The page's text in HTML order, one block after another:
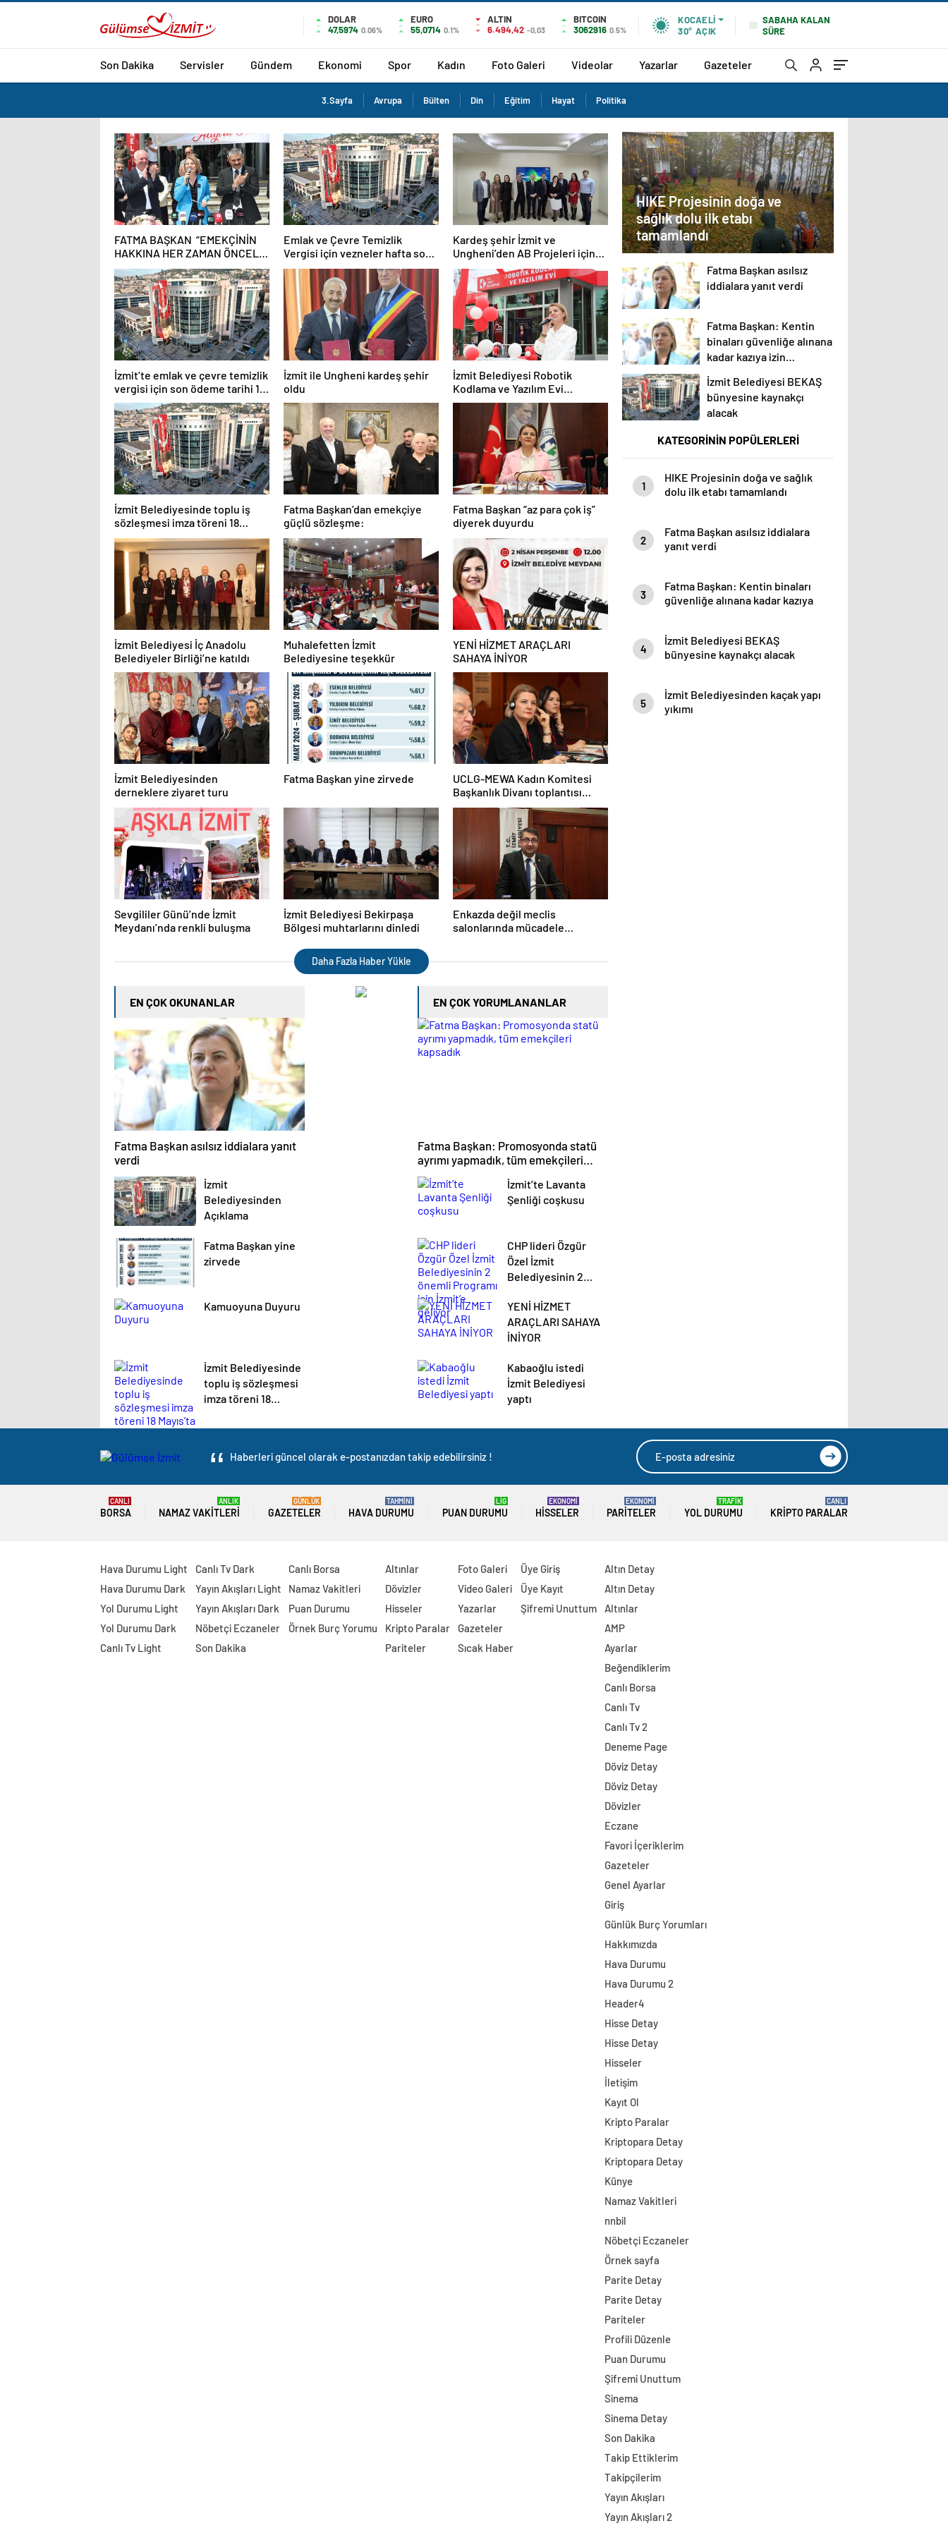
DOLAR
47,5974 0.06%
EURO
55,0714 0.1%
ALTIN
6.494,42 -0,03
BITCOIN
3062916 0.5%
KOCAELI
30° AÇIK
SABAHA KALAN
SÜRE
Son Dakika Servisler Gündem Ekonomi Spor Kadın Foto Galeri Videolar Yazarlar Gazeteler
3.Sayfa Avrupa Bülten Din Eğitim Hayat Politika
FATMA BAŞKAN “EMEKÇİNİN
HAKKINA HER ZAMAN ÖNCELİK
VERDİK”
Emlak ve Çevre Temizlik
Vergisi için vezneler hafta sonu
da açık olacak
Kardeş şehir İzmit ve
Ungheni’den AB Projeleri için
ortak adım
İzmit’te emlak ve çevre temizlik
vergisi için son ödeme tarihi 1
Haziran
İzmit ile Ungheni kardeş şehir
oldu
İzmit Belediyesi Robotik
Kodlama ve Yazılım Evi
kapılarını açtı
İzmit Belediyesinde toplu iş
sözleşmesi imza töreni 18
Mayıs’ta yapılacak
Fatma Başkan’dan emekçiye
güçlü sözleşme:
Fatma Başkan “az para çok iş”
diyerek duyurdu
İzmit Belediyesi İç Anadolu
Belediyeler Birliği’ne katıldı
Muhalefetten İzmit
Belediyesine teşekkür
YENİ HİZMET ARAÇLARI
SAHAYA İNİYOR
İzmit Belediyesinden
derneklere ziyaret turu
Fatma Başkan yine zirvede
UCLG-MEWA Kadın Komitesi
Başkanlık Divanı toplantısı
yapıldı
Sevgililer Günü’nde İzmit
Meydanı’nda renkli buluşma
İzmit Belediyesi Bekirpaşa
Bölgesi muhtarlarını dinledi
Enkazda değil meclis
salonlarında mücadele
Daha Fazla Haber Yükle
EN ÇOK OKUNANLAR
Fatma Başkan asılsız iddialara yanıt
verdi
İzmit
Belediyesinden
Açıklama
Fatma Başkan yine
zirvede
Kamuoyuna Duyuru
İzmit Belediyesinde
toplu iş sözleşmesi
imza töreni 18
EN ÇOK YORUMLANANLAR
Fatma Başkan: Promosyonda statü
ayrımı yapmadık, tüm emekçileri
kapsadık
İzmit’te Lavanta
Şenliği coşkusu
CHP lideri Özgür
Özel İzmit
Belediyesinin 2
İzmit’e geliyor
YENİ HİZMET
ARAÇLARI SAHAYA
İNİYOR
Kabaoğlu istedi
İzmit Belediyesi
yaptı
HIKE Projesinin doğa ve
sağlık dolu ilk etabı
tamamlandı
Fatma Başkan asılsız
iddialara yanıt verdi
Fatma Başkan: Kentin
binaları güvenliğe alınana
kadar kazıya izin
İzmit Belediyesi BEKAŞ
bünyesine kaynakçı
alacak
KATEGORİNİN POPÜLERLERİ
1
HIKE Projesinin doğa ve sağlık
dolu ilk etabı tamamlandı
2
Fatma Başkan asılsız iddialara
yanıt verdi
3
Fatma Başkan: Kentin binaları
güvenliğe alınana kadar kazıya
4
İzmit Belediyesi BEKAŞ
bünyesine kaynakçı alacak
5
İzmit Belediyesinden kaçak yapı
yıkımı
Haberleri güncel olarak e-postanızdan takip edebilirsiniz !
BORSA
CANLI
NAMAZ VAKITLERI
ANLIK
GAZETELER
GÜNLÜK
HAVA DURUMU
TAHMİNİ
PUAN DURUMU
LİG
HISSELER
EKONOMİ
PARITELER
EKONOMİ
YOL DURUMU
TRAFİK
KRIPTO PARALAR
CANLI
Hava Durumu Light
Hava Durumu Dark
Yol Durumu Light
Yol Durumu Dark
Canlı Tv Light
Canlı Tv Dark
Yayın Akışları Light
Yayın Akışları Dark
Nöbetçi Eczaneler
Son Dakika
Canlı Borsa
Namaz Vakitleri
Puan Durumu
Örnek Burç Yorumu
Altınlar
Dövizler
Hisseler
Kripto Paralar
Pariteler
Foto Galeri
Video Galeri
Yazarlar
Gazeteler
Sıcak Haber
Üye Giriş
Üye Kayıt
Şifremi Unuttum
Altın Detay
Altın Detay
Altınlar
AMP
Ayarlar
Beğendiklerim
Canlı Borsa
Canlı Tv
Canlı Tv 2
Deneme Page
Döviz Detay
Döviz Detay
Dövizler
Eczane
Favori İçeriklerim
Gazeteler
Genel Ayarlar
Giriş
Günlük Burç Yorumları
Hakkımızda
Hava Durumu
Hava Durumu 2
Header4
Hisse Detay
Hisse Detay
Hisseler
İletişim
Kayıt Ol
Kripto Paralar
Kriptopara Detay
Kriptopara Detay
Künye
Namaz Vakitleri
nnbil
Nöbetçi Eczaneler
Örnek sayfa
Parite Detay
Parite Detay
Pariteler
Profili Düzenle
Puan Durumu
Şifremi Unuttum
Sinema
Sinema Detay
Son Dakika
Takip Ettiklerim
Takipçilerim
Yayın Akışları
Yayın Akışları 2